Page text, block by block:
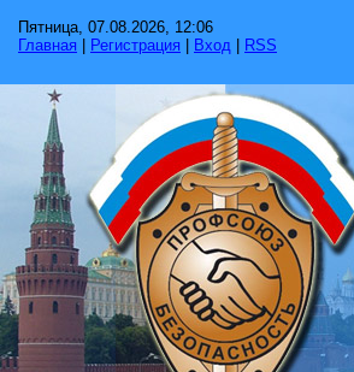
Пятница, 07.08.2026, 12:06
Главная
Регистрация Вход RSS